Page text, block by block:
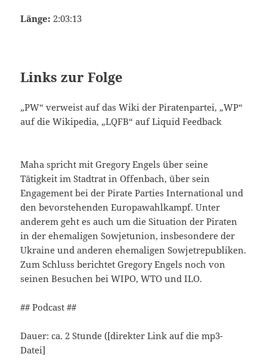
Länge: 2:03:13
Links zur Folge
„PW“ verweist auf das Wiki der Piratenpartei, „WP“
auf die Wikipedia, „LQFB“ auf Liquid Feedback
Maha spricht mit Gregory Engels über seine
Tätigkeit im Stadtrat in Offenbach, über sein
Engagement bei der Pirate Parties International und
den bevorstehenden Europawahlkampf. Unter
anderem geht es auch um die Situation der Piraten
in der ehemaligen Sowjetunion, insbesondere der
Ukraine und anderen ehemaligen Sowjetrepubliken.
Zum Schluss berichtet Gregory Engels noch von
seinen Besuchen bei WIPO, WTO und ILO.
## Podcast ##
Dauer: ca. 2 Stunde ([direkter Link auf die mp3-
Datei]